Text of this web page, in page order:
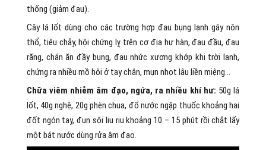
thống (giảm đau).
Cây lá lốt dùng cho các trường hợp đau bụng lạnh gây nôn
thổ, tiêu chảy, hội chứng lỵ trên cơ địa hư hàn, đau đầu, đau
răng, chán ăn đầy bụng, đau nhức xương khớp khi trời lạnh,
chứng ra nhiều mồ hôi ở tay chân, mụn nhọt lâu liền miệng…
Chữa viêm nhiễm âm đạo, ngứa, ra nhiều khí hư: 50g lá
lốt, 40g nghệ, 20g phèn chua, đổ nước ngập thuốc khoảng hai
đốt ngón tay, đun sôi liu riu khoảng 10 – 15 phút rồi chắt lấy
một bát nước dùng rửa âm đạo.